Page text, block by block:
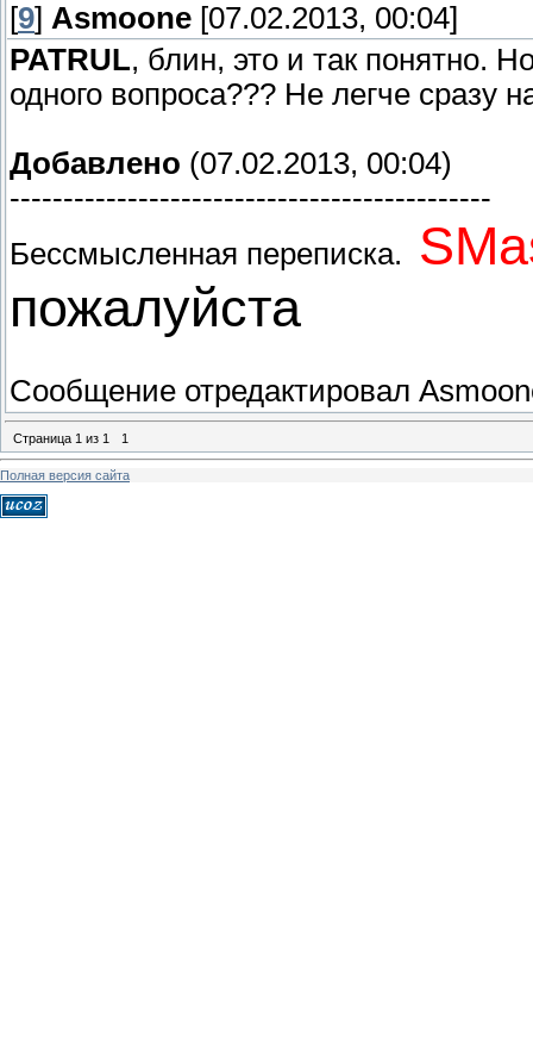
[9] Asmoone [07.02.2013, 00:04]
PATRUL, блин, это и так понятно.
одного вопроса??? Не легче сразу
Добавлено (07.02.2013, 00:04)
---------------------------------------------
Бессмысленная переписка.
пожалуйста
Сообщение отредактировал
Страница 1 из 1 1
Полная версия сайта